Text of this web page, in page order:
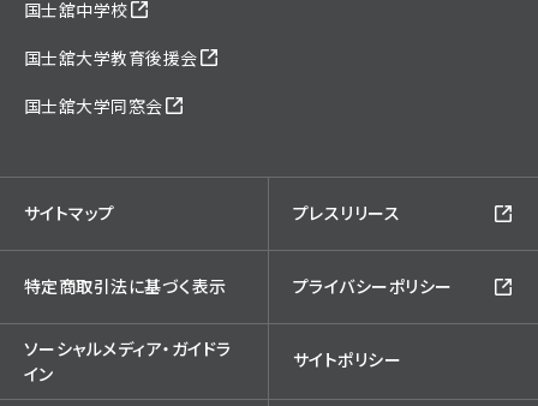
国士舘中学校
国士舘大学教育後援会
国士舘大学同窓会
サイトマップ プレスリリース
特定商取引法に基づく表示 プライバシーポリシー
ソーシャルメディア・ガイドラ
イン
サイトポリシー